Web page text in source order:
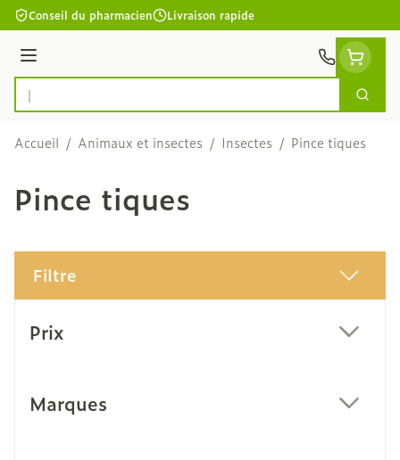
Aller au contenu
Conseil du pharmacien Livraison rapide
Menu
Rechercher
Accueil / Animaux et insectes / Insectes / Pince tiques
Pince tiques
Filtre
Prix
Marques